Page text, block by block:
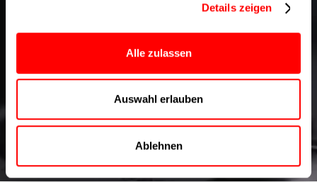
Details zeigen
Alle zulassen
Auswahl erlauben
Ablehnen
Experts in IO-Link Servo
Actuators - Einblicke aus dem
Experten-Blog der Cyltronic
Trends aus der Welt des Maschinenbaus
Besuche unseren Blog